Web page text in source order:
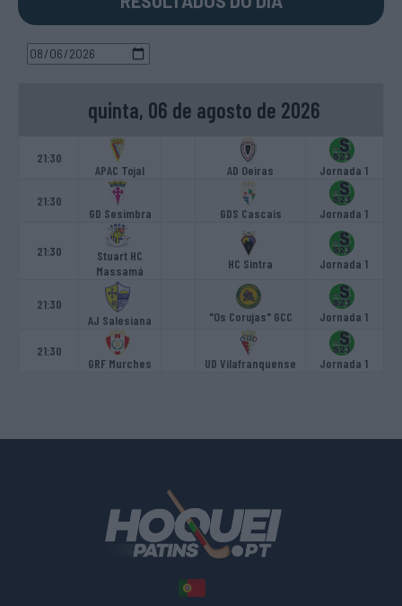
quinta, 06 de agosto de 2026
21:30
APAC Tojal
AD Oeiras
Jornada 1
21:30
GD Sesimbra
GDS Cascais Jornada 1
21:30
Stuart HC
Massamá
HC Sintra Jornada 1
21:30
AJ Salesiana
"Os Corujas" GCC Jornada 1
21:30
GRF Murches
UD Vilafranquense Jornada 1